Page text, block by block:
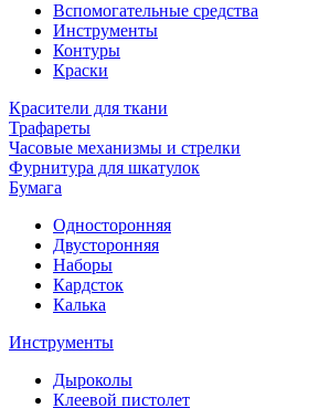
Вспомогательные средства
Инструменты
Контуры
Краски
Красители для ткани
Трафареты
Часовые механизмы и стрелки
Фурнитура для шкатулок
Бумага
Односторонняя
Двусторонняя
Наборы
Кардсток
Калька
Инструменты
Дыроколы
Клеевой пистолет